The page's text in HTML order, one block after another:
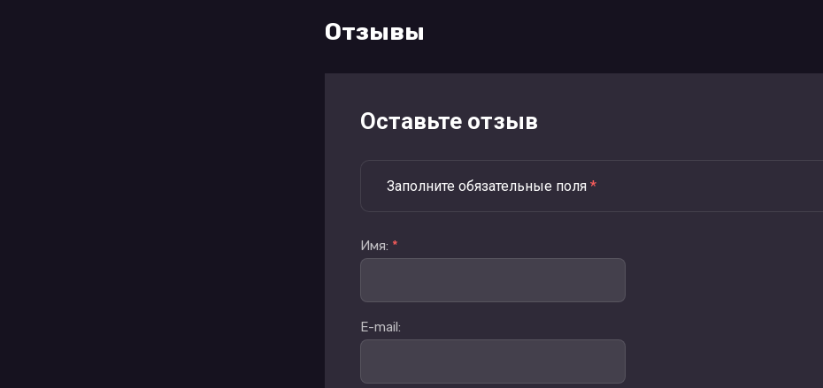
Отзывы
Оставьте отзыв
Заполните обязательные поля *
Имя: *
E-mail: